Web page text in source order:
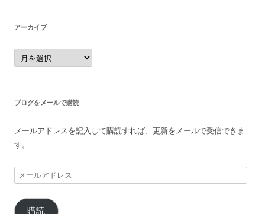
アーカイブ
ア
ー
カ
ブログをメールで購読
メールアドレスを記入して購読すれば、更新をメールで受信できま
す。
メ
ル
購読